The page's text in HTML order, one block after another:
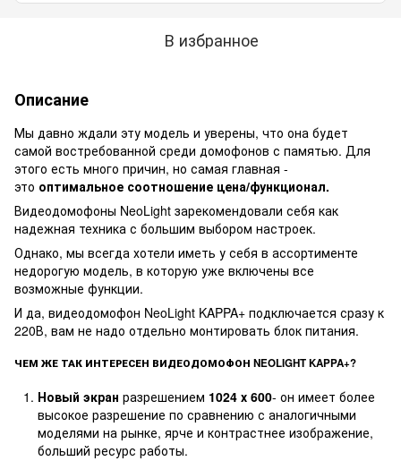
В избранное
Описание
Мы давно ждали эту модель и уверены, что она будет
самой востребованной среди домофонов с памятью. Для
этого есть много причин, но самая главная -
это оптимальное соотношение цена/функционал.
Видеодомофоны NeoLight зарекомендовали себя как
надежная техника с большим выбором настроек.
Однако, мы всегда хотели иметь у себя в ассортименте
недорогую модель, в которую уже включены все
возможные функции.
И да, видеодомофон NeoLight KAPPA+ подключается сразу к
220В, вам не надо отдельно монтировать блок питания.
ЧЕМ ЖЕ ТАК ИНТЕРЕСЕН ВИДЕОДОМОФОН NEOLIGHT KAPPA+?
Новый экран разрешением 1024 х 600- он имеет более
высокое разрешение по сравнению с аналогичными
моделями на рынке, ярче и контрастнее изображение,
больший ресурс работы.